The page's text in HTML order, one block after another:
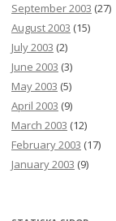
September 2003 (27)
August 2003 (15)
July 2003 (2)
June 2003 (3)
May 2003 (5)
April 2003 (9)
March 2003 (12)
February 2003 (17)
January 2003 (9)